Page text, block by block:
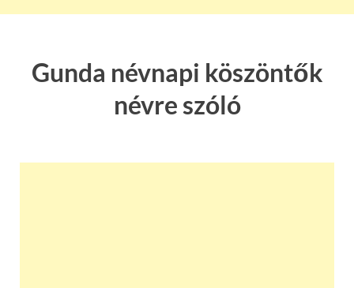
Gunda névnapi köszöntők
névre szóló